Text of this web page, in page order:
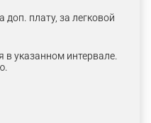
плату, за легковой
в указанном интервале.